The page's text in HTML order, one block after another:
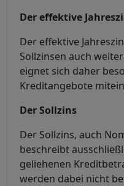
Der effektive
Der effektive
Sollzinsen auch
eignet sich daher
Kreditangebote
Der Sollzins
Der Sollzins, auch
beschreibt
geliehenen
werden dabei nicht